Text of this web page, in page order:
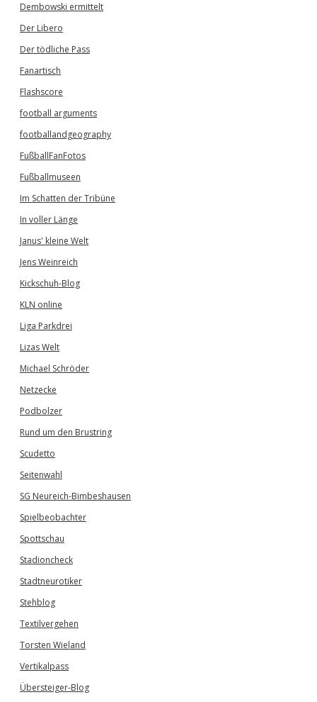
Dembowski ermittelt
Der Libero
Der tödliche Pass
Fanartisch
Flashscore
football arguments
footballandgeography
FußballFanFotos
Fußballmuseen
Im Schatten der Tribüne
In voller Länge
Janus' kleine Welt
Jens Weinreich
Kickschuh-Blog
KLN online
Liga Parkdrei
Lizas Welt
Michael Schröder
Netzecke
Podbolzer
Rund um den Brustring
Scudetto
Seitenwahl
SG Neureich-Bimbeshausen
Spielbeobachter
Spottschau
Stadioncheck
Stadtneurotiker
Stehblog
Textilvergehen
Torsten Wieland
Vertikalpass
Übersteiger-Blog